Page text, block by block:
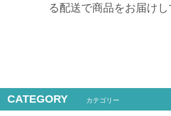
る配送で商品をお届けし
CATEGORY カテゴリー